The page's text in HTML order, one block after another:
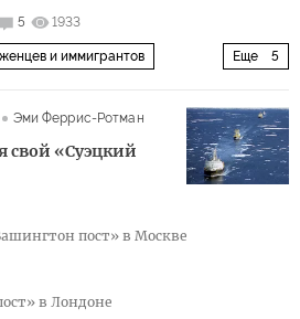
5 1933
Еще 5
и иммигрантов
Эми Феррис-Ротман
свой «Суэцкий
пост» в Москве
в Лондоне